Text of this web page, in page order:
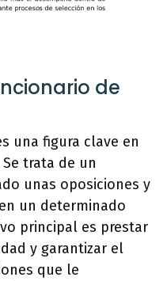
de
una figura clave en
trata de un
unas oposiciones y
un determinado
principal es prestar
y garantizar el
que le